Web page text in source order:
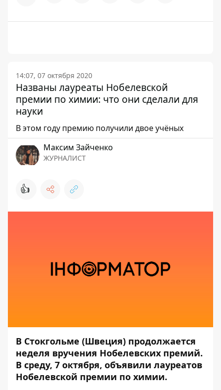
14:07, 07 октября 2020
Названы лауреаты Нобелевской
премии по химии: что они сделали для
науки
В этом году премию получили двое учёных
Максим Зайченко
ЖУРНАЛИСТ
👍
В Стокгольме (Швеция) продолжается
неделя вручения Нобелевских премий.
В среду, 7 октября, объявили лауреатов
Нобелевской премии по химии.